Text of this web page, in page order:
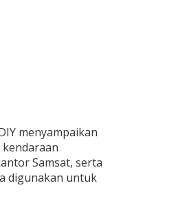
menyampaikan
Samsat, serta
digunakan untuk